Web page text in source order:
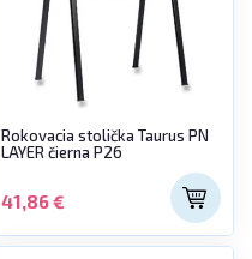
Rokovacia stolička Taurus PN
LAYER čierna P26
41,86 €